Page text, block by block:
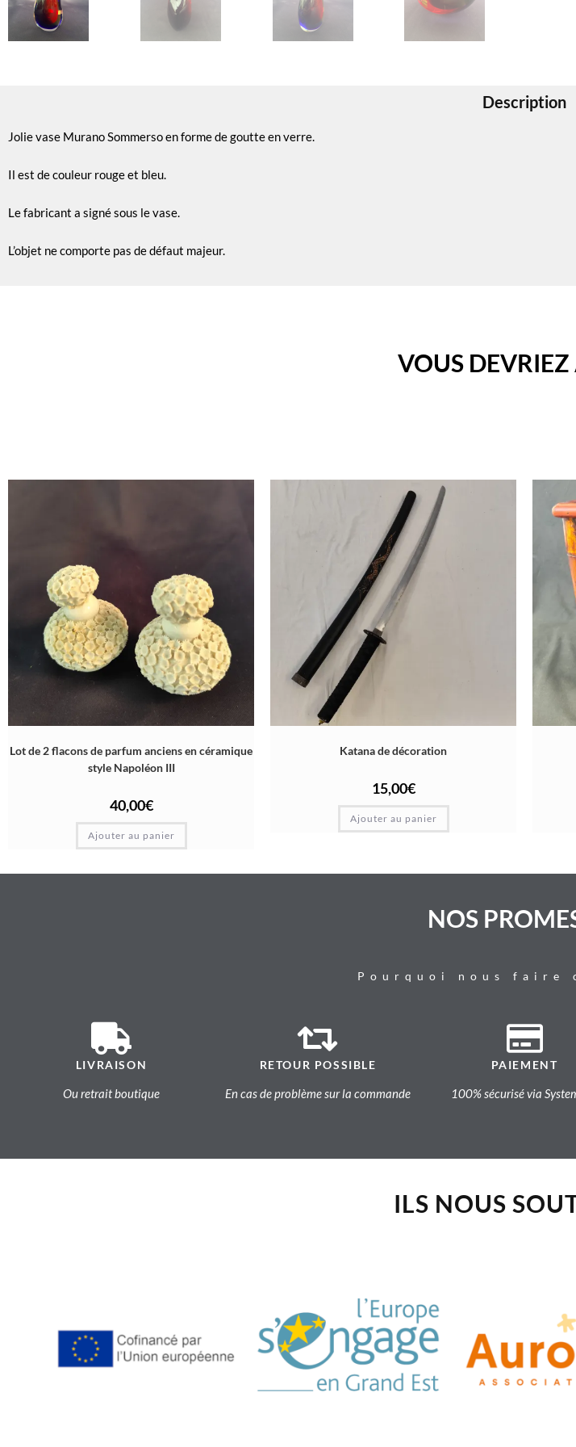
Description
Jolie vase Murano Sommerso en forme de goutte en verre.
Il est de couleur rouge et bleu.
Le fabricant a signé sous le vase.
L’objet ne comporte pas de défaut majeur.
VOUS
Lot de 2 flacons de parfum anciens en céramique
style Napoléon III
40,00€
Ajouter au panier
Katana de décoration
15,00€
Ajouter au panier
NOS
Pourquoi nous faire
LIVRAISON
Ou retrait boutique
RETOUR POSSIBLE
En cas de problème sur la commande
PAIEMENT
100% sécurisé via
ILS NOUS